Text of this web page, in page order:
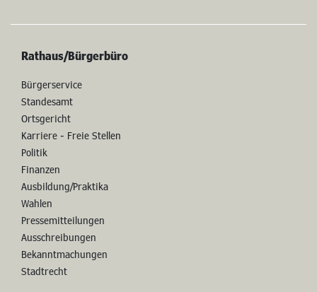
Rathaus/Bürgerbüro
Bürgerservice
Standesamt
Ortsgericht
Karriere - Freie Stellen
Politik
Finanzen
Ausbildung/Praktika
Wahlen
Pressemitteilungen
Ausschreibungen
Bekanntmachungen
Stadtrecht